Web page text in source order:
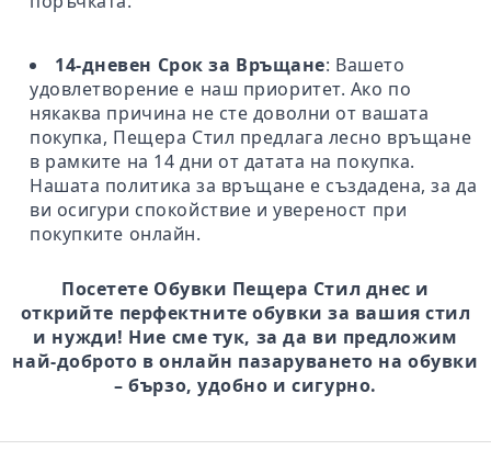
14-дневен Срок за Връщане: Вашето
удовлетворение е наш приоритет. Ако по
някаква причина не сте доволни от вашата
покупка, Пещера Стил предлага лесно връщане
в рамките на 14 дни от датата на покупка.
Нашата политика за връщане е създадена, за да
ви осигури спокойствие и увереност при
покупките онлайн.
Посетете Обувки Пещера Стил днес и
открийте перфектните обувки за вашия стил
и нужди! Ние сме тук, за да ви предложим
най-доброто в онлайн пазаруването на обувки
– бързо, удобно и сигурно.